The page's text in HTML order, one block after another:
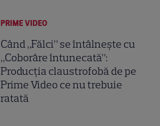
PRIME VIDEO
Când „Fălci” se întâlnește cu
„Coborâre întunecată”:
Producția claustrofobă de pe
Prime Video ce nu trebuie
ratată